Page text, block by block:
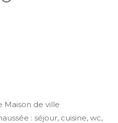
Maison de ville
: séjour, cuisine, wc,